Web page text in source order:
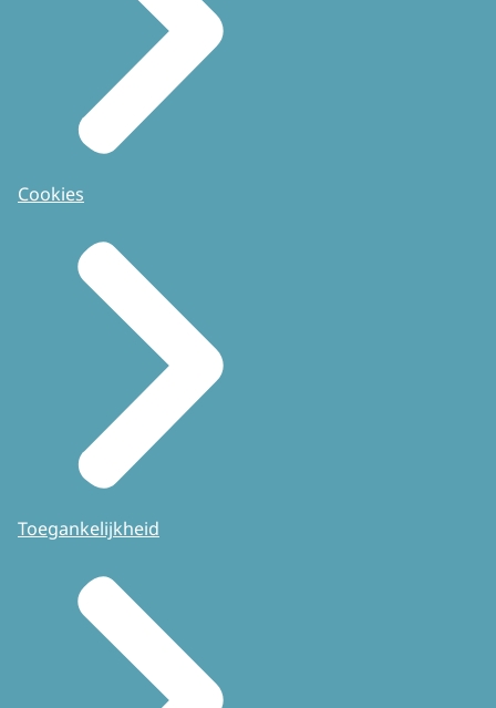
Cookies
Toegankelijkheid